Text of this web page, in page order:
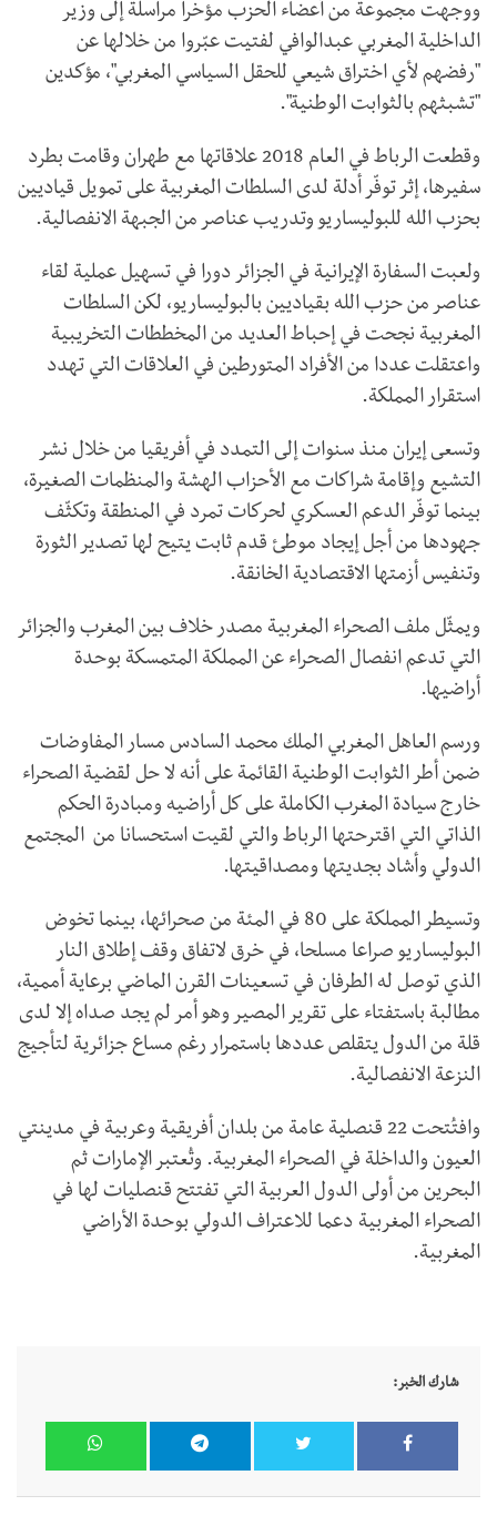
ووجهت مجموعة من أعضاء الحزب مؤخرا مراسلة إلى وزير
الداخلية المغربي عبدالوافي لفتيت عبّروا من خلالها عن
"رفضهم لأي اختراق شيعي للحقل السياسي المغربي"، مؤكدين
"تشبثهم بالثوابت الوطنية".
وقطعت الرباط في العام 2018 علاقاتها مع طهران وقامت بطرد
سفيرها، إثر توفّر أدلة لدى السلطات المغربية على تمويل قياديين
بحزب الله للبوليساريو وتدريب عناصر من الجبهة الانفصالية.
ولعبت السفارة الإيرانية في الجزائر دورا في تسهيل عملية لقاء
عناصر من حزب الله بقياديين بالبوليساريو، لكن السلطات
المغربية نجحت في إحباط العديد من المخططات التخريبية
واعتقلت عددا من الأفراد المتورطين في العلاقات التي تهدد
استقرار المملكة.
وتسعى إيران منذ سنوات إلى التمدد في أفريقيا من خلال نشر
التشيع وإقامة شراكات مع الأحزاب الهشة والمنظمات الصغيرة،
بينما توفّر الدعم العسكري لحركات تمرد في المنطقة وتكثّف
جهودها من أجل إيجاد موطئ قدم ثابت يتيح لها تصدير الثورة
وتنفيس أزمتها الاقتصادية الخانقة.
ويمثّل ملف الصحراء المغربية مصدر خلاف بين المغرب والجزائر
التي تدعم انفصال الصحراء عن المملكة المتمسكة بوحدة
أراضيها.
ورسم العاهل المغربي الملك محمد السادس مسار المفاوضات
ضمن أطر الثوابت الوطنية القائمة على أنه لا حل لقضية الصحراء
خارج سيادة المغرب الكاملة على كل أراضيه ومبادرة الحكم
الذاتي التي اقترحتها الرباط والتي لقيت استحسانا من المجتمع
الدولي وأشاد بجديتها ومصداقيتها.
وتسيطر المملكة على 80 في المئة من صحرائها، بينما تخوض
البوليساريو صراعا مسلحا، في خرق لاتفاق وقف إطلاق النار
الذي توصل له الطرفان في تسعينات القرن الماضي برعاية أممية،
مطالبة باستفتاء على تقرير المصير وهو أمر لم يجد صداه إلا لدى
قلة من الدول يتقلص عددها باستمرار رغم مساع جزائرية لتأجيج
النزعة الانفصالية.
وافتُتحت 22 قنصلية عامة من بلدان أفريقية وعربية في مدينتي
العيون والداخلة في الصحراء المغربية. وتُعتبر الإمارات ثم
البحرين من أولى الدول العربية التي تفتتح قنصليات لها في
الصحراء المغربية دعما للاعتراف الدولي بوحدة الأراضي
المغربية.
شارك الخبر: